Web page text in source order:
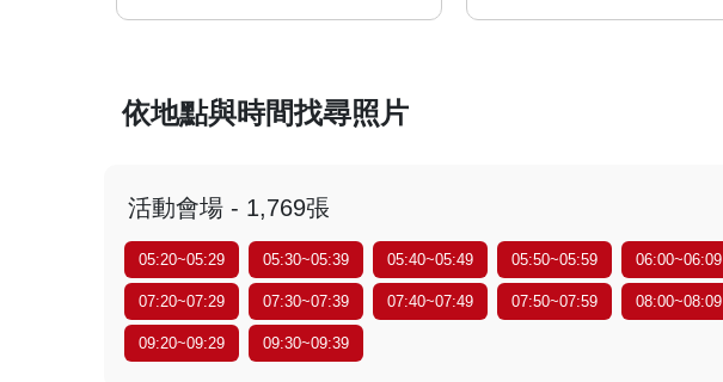
依地點與時間找尋照片
活動會場 - 1,769張
05:20~05:29 05:30~05:39 05:40~05:49 05:50~05:59 06:00~06:09
07:20~07:29 07:30~07:39 07:40~07:49 07:50~07:59 08:00~08:09
09:20~09:29 09:30~09:39